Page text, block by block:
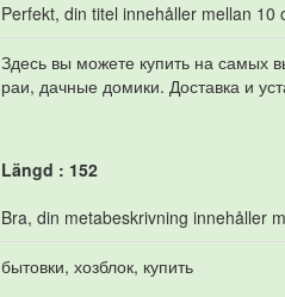
Perfekt, din titel innehåller mellan 10
Здесь вы можете купить на самых
раи, дачные домики. Доставка и
Längd : 152
Bra, din metabeskrivning innehåller
бытовки, хозблок, купить